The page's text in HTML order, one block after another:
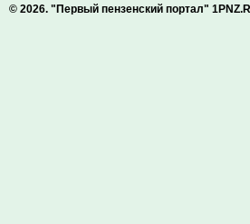
© 2026. "Первый пензенский портал"